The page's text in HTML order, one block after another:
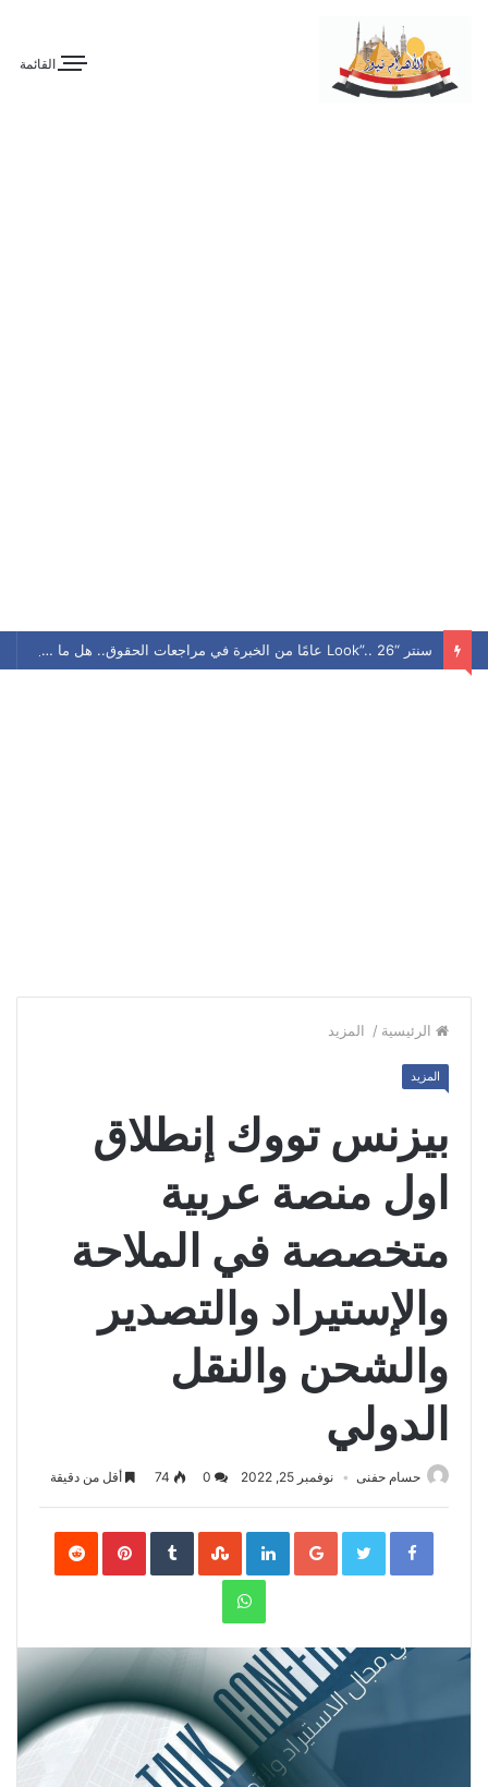
القائمة
سنتر “Look”.. 26 عامًا من الخبرة في مراجعات الحقوق.. هل ما زال يحافظ على مكانته بين الطلاب؟
الرئيسية / المزيد
المزيد
بيزنس تووك إنطلاق
اول منصة عربية
متخصصة في الملاحة
والإستيراد والتصدير
والشحن والنقل
الدولي
حسام حفنى نوفمبر 25, 2022 74 أقل من دقيقة
Facebook
Twitter
Google+
LinkedIn
Pinterest
WhatsApp